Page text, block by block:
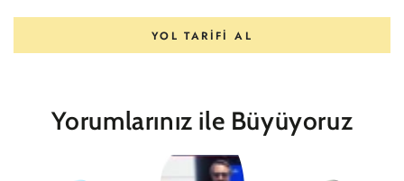
YOL TARIFI AL
Yorumlarınız ile Büyüyoruz